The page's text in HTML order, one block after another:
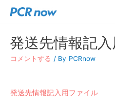
発送先情報記
コメントする / By PCRnow
発送先情報記入用ファイル